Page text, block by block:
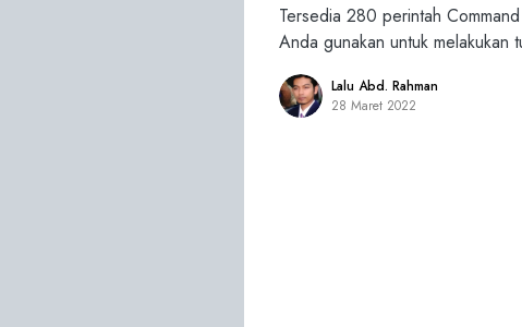
Tersedia 280 perintah
Anda gunakan untuk
Lalu Abd. Rahman
28 Maret 2022